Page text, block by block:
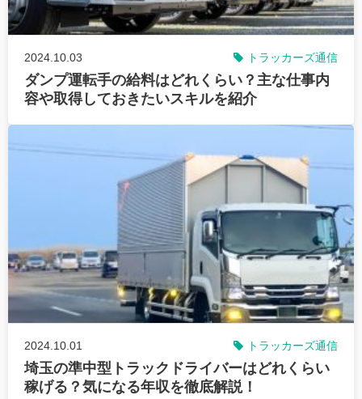
2024.10.03 トラッカーズ通信
ダンプ運転手の給料はどれくらい？主な仕事内
容や取得しておきたいスキルを紹介
2024.10.01 トラッカーズ通信
埼玉の準中型トラックドライバーはどれくらい
稼げる？気になる年収を徹底解説！